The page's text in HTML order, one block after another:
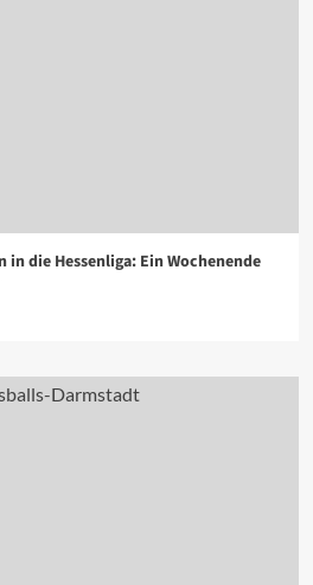
die Hessenliga: Ein Wochenende